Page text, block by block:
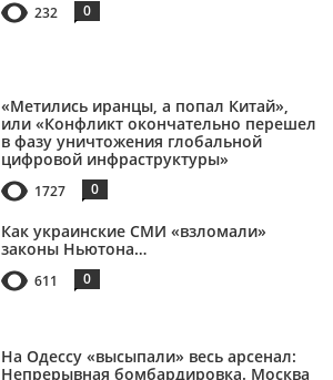
232 0
«Метились иранцы, а попал Китай»,
или «Конфликт окончательно перешел
в фазу уничтожения глобальной
цифровой инфраструктуры»
1727 0
Как украинские СМИ «взломали»
законы Ньютона…
611 0
На Одессу «высыпали» весь арсенал:
Непрерывная бомбардировка. Москва